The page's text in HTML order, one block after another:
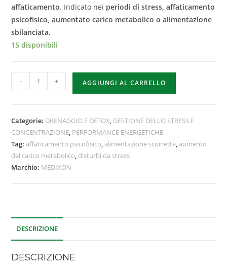
affaticamento. Indicato nei periodi di stress, affaticamento
psicofisico, aumentato carico metabolico o alimentazione
sbilanciata.
15 disponibili
- + AGGIUNGI AL CARRELLO
Categorie: DRENAGGIO E DETOX, GESTIONE DELLO STRESS E
CONCENTRAZIONE, PERFORMANCE ENERGETICHE
Tag:affaticamento psicofisico,alimentazione scorretta,aumento
del carico metabolico, disturbi da stress
Marchio: MEDIXON
DESCRIZIONE
DESCRIZIONE